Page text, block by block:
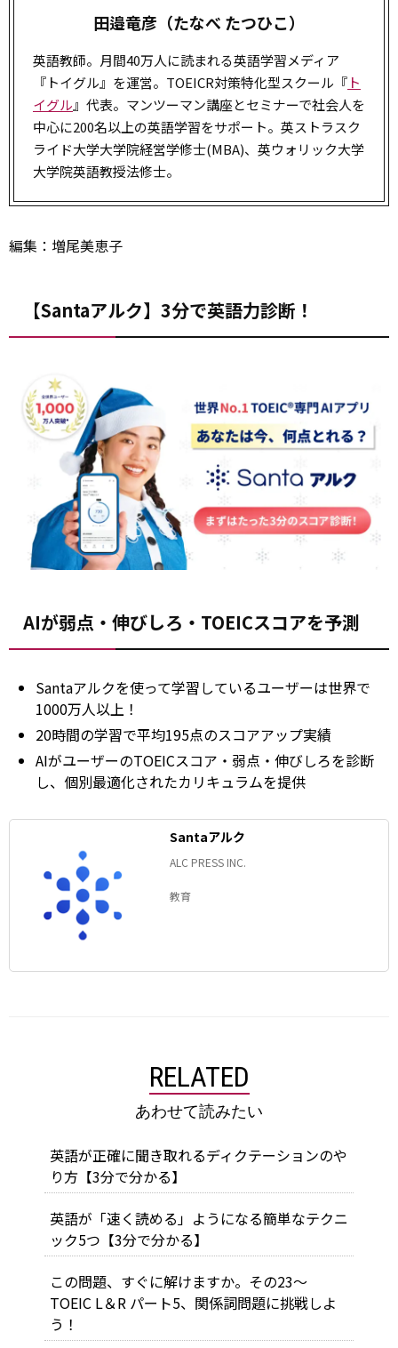
田邉竜彦（たなべ たつひこ）
英語教師。月間40万人に読まれる英語学習メディア
『トイグル』を運営。TOEICR対策特化型スクール『 ト
イグル』代表。マンツーマン講座とセミナーで社会人を
中心に200名以上の英語学習をサポート。英ストラスク
ライド大学大学院経営学修士(MBA)、英ウォリック大学
大学院英語教授法修士。
編集：増尾美恵子
【Santaアルク】3分で英語力診断！
AIが弱点・伸びしろ・TOEICスコアを予測
Santaアルクを使って学習しているユーザーは世界で
1000万人以上！
20時間の学習で平均195点のスコアアップ実績
AIがユーザーのTOEICスコア・弱点・伸びしろを診断
し、個別最適化されたカリキュラムを提供
Santaアルク
ALC PRESS INC.
教育
RELATED
あわせて読みたい
英語が正確に聞き取れるディクテーションのや
り方【3分で分かる】
英語が「速く読める」ようになる簡単なテクニ
ック5つ【3分で分かる】
この問題、すぐに解けますか。その23～
TOEIC L＆R パート5、関係詞問題に挑戦しよ
う！